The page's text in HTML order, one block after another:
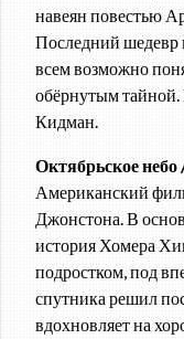
навеян повестью
Последний шедевр
всем возможно
обёрнутым
Кидман.
Октябрьское
Американский
Джонстона. В
история Хомера
подростком, под
спутника решил
вдохновляет на